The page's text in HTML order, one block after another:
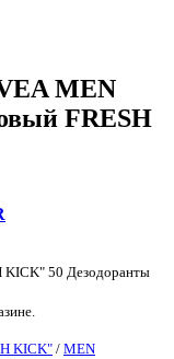
MEN
FRESH
KICK" 50 Дезодоранты
KICK" / MEN